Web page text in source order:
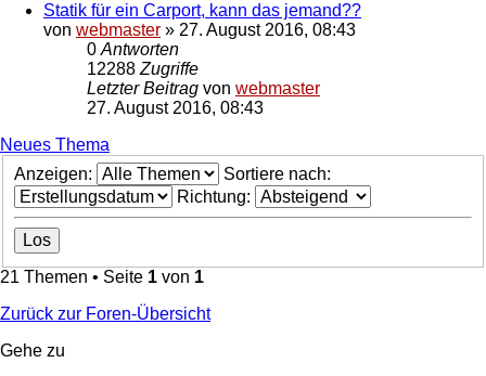
Statik für ein Carport, kann das jemand??
von webmaster » 27. August 2016, 08:43
0 Antworten
12288 Zugriffe
Letzter Beitrag von webmaster
27. August 2016, 08:43
Neues Thema
Anzeigen:
Sortiere nach:
Richtung:
21 Themen • Seite 1 von 1
Zurück zur Foren-Übersicht
Gehe zu